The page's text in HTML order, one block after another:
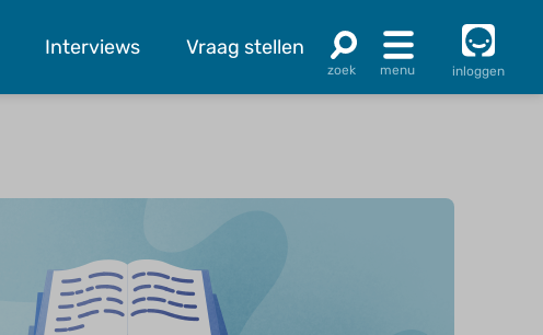
Interviews Vraag stellen
inloggen